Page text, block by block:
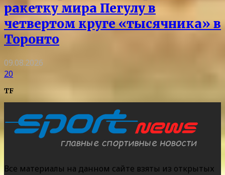
ракетку мира Пегулу в
четвертом круге «тысячника» в
Торонто
09.08.2026
20
TF
Все материалы на данном сайте взяты из открытых